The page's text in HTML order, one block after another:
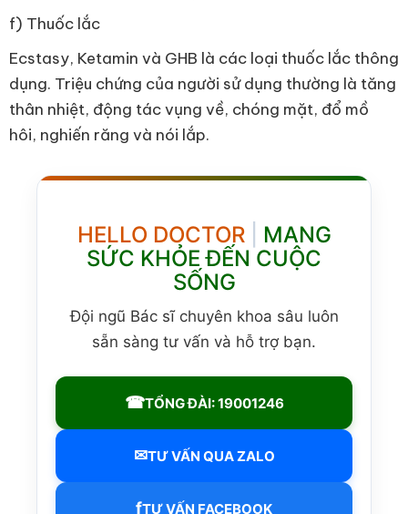
f) Thuốc lắc
Ecstasy, Ketamin và GHB là các loại thuốc lắc thông
dụng. Triệu chứng của người sử dụng thường là tăng
thân nhiệt, động tác vụng về, chóng mặt, đổ mồ
hôi, nghiến răng và nói lắp.
HELLO DOCTOR
MANG
SỨC KHỎE ĐẾN CUỘC
SỐNG
Đội ngũ Bác sĩ chuyên khoa sâu luôn
sẵn sàng tư vấn và hỗ trợ bạn.
☎TỔNG ĐÀI: 19001246
✉TƯ VẤN QUA ZALO
fTƯ VẤN FACEBOOK